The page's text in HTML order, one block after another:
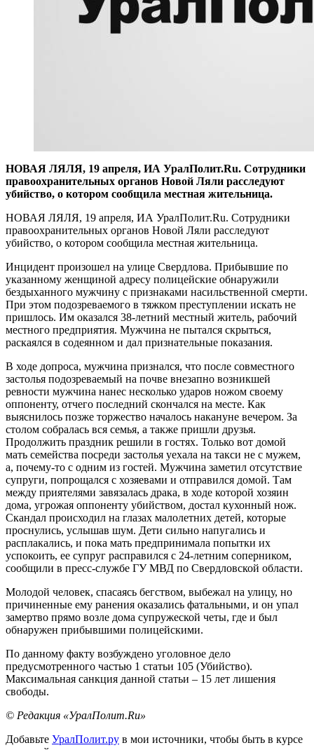
НОВАЯ ЛЯЛЯ, 19 апреля, ИА УралПолит.Ru. Сотрудники
правоохранительных органов Новой Ляли расследуют
убийство, о котором сообщила местная жительница.
НОВАЯ ЛЯЛЯ, 19 апреля, ИА УралПолит.Ru. Сотрудники
правоохранительных органов Новой Ляли расследуют
убийство, о котором сообщила местная жительница.
Инцидент произошел на улице Свердлова. Прибывшие по
указанному женщиной адресу полицейские обнаружили
бездыханного мужчину с признаками насильственной смерти.
При этом подозреваемого в тяжком преступлении искать не
пришлось. Им оказался 38-летний местный житель, рабочий
местного предприятия. Мужчина не пытался скрыться,
раскаялся в содеянном и дал признательные показания.
В ходе допроса, мужчина признался, что после совместного
застолья подозреваемый на почве внезапно возникшей
ревности мужчина нанес несколько ударов ножом своему
оппоненту, отчего последний скончался на месте. Как
выяснилось позже торжество началось накануне вечером. За
столом собралась вся семья, а также пришли друзья.
Продолжить праздник решили в гостях. Только вот домой
мать семейства посреди застолья уехала на такси не с мужем,
а, почему-то с одним из гостей. Мужчина заметил отсутствие
супруги, попрощался с хозяевами и отправился домой. Там
между приятелями завязалась драка, в ходе которой хозяин
дома, угрожая оппоненту убийством, достал кухонный нож.
Скандал происходил на глазах малолетних детей, которые
проснулись, услышав шум. Дети сильно напугались и
расплакались, и пока мать предпринимала попытки их
успокоить, ее супруг расправился с 24-летним соперником,
сообщили в пресс-службе ГУ МВД по Свердловской области.
Молодой человек, спасаясь бегством, выбежал на улицу, но
причиненные ему ранения оказались фатальными, и он упал
замертво прямо возле дома супружеской четы, где и был
обнаружен прибывшими полицейскими.
По данному факту возбуждено уголовное дело
предусмотренного частью 1 статьи 105 (Убийство).
Максимальная санкция данной статьи – 15 лет лишения
свободы.
© Редакция «УралПолит.Ru»
Добавьте УралПолит.ру в мои источники, чтобы быть в курсе